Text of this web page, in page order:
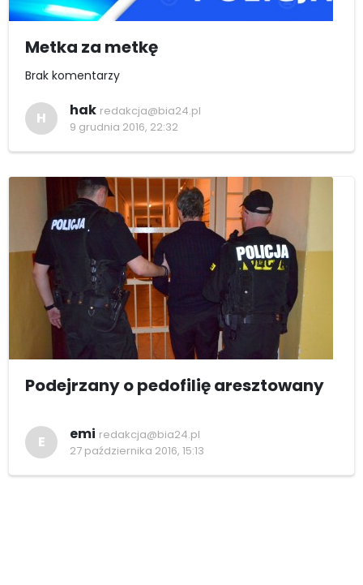
Metka za metkę
Brak komentarzy
H hak redakcja@bia24.pl
9 grudnia 2016, 22:32
Podejrzany o pedofilię aresztowany
E emi redakcja@bia24.pl
27 października 2016, 15:13